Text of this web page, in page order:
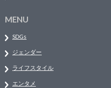
MENU
SDGs
ジェンダー
ライフスタイル
エンタメ